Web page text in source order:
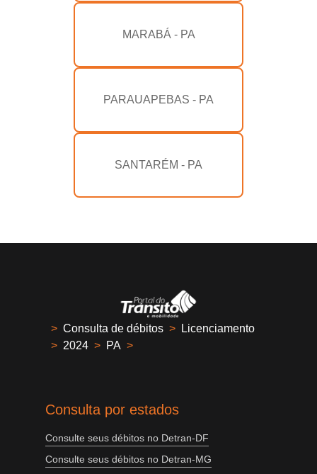
MARABÁ - PA
PARAUAPEBAS - PA
SANTARÉM - PA
> Consulta de débitos >
Licenciamento
> 2024 > PA >
Consulta por estados
Consulte seus débitos no Detran-DF
Consulte seus débitos no Detran-MG